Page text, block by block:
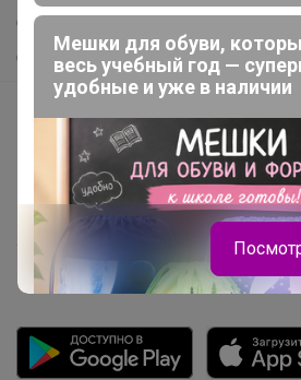
Самое желанное
Самое быстрое
Picabox.ru - Лучшее место для
Розыгрыш - Генератор случайных
Пульс нашего маркетплейса
Укорачиватель ссылок
Мешки для обуви,
весь учебный год —
удобные и уже в наличии